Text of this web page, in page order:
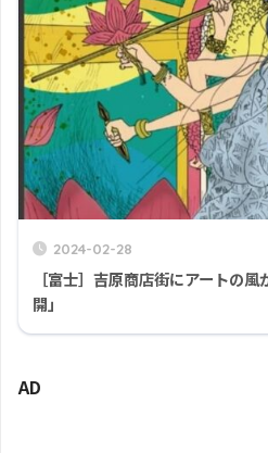
2024-02-28
［富士］吉原商店街にアートの
開」
AD